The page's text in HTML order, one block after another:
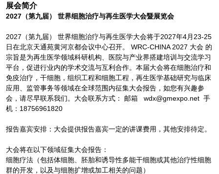
展会简介
2027（第九届） 世界细胞治疗与再生医学大会暨展览会
2027（第九届） 世界细胞治疗与再生医学大会将于2027年4月23-25
日在北京天通苑黄河京都会议中心召开。 WRC-CHINA 2027 大会 的
宗旨是为再生医学领域科研机构、医院与产业界搭建培训与交流学习
平台，促进行业内的学术交流与互利合作。本届大会将在细胞治疗和
免疫治疗，干细胞，组织工程和细胞工程，再生医学基础研究与临床
应用、监管事务等领域在全球范围内征集大会报告，如您有兴趣参
会，请尽早联系我们。大会联系方式： 邮箱 wdx@gmexpo.net 手
机：18756961820
报告嘉宾安排：大会提供报告嘉宾一定的讲课费用，其他安排待定。
大会将在以下领域征集大会报告：
细胞疗法（包括体细胞、胚胎和诱导性多能干细胞或其他治疗性细胞
群的开发，以及与细胞扩增或加工相关的问题）